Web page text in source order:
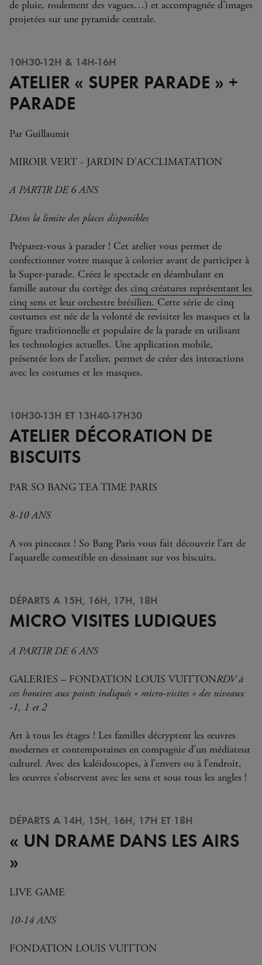
de pluie, roulement des vagues…) et accompagnée d’images
projetées sur une pyramide centrale.
10H30-12H & 14H-16H
ATELIER « SUPER PARADE » +
PARADE
Par Guillaumit
MIROIR VERT - JARDIN D’ACCLIMATATION
A PARTIR DE 6 ANS
Dans la limite des places disponibles
Préparez-vous à parader ! Cet atelier vous permet de
confectionner votre masque à colorier avant de participer à
la Super-parade. Créez le spectacle en déambulant en
famille autour du cortège des cinq créatures représentant les
cinq sens et leur orchestre brésilien. Cette série de cinq
costumes est née de la volonté de revisiter les masques et la
figure traditionnelle et populaire de la parade en utilisant
les technologies actuelles. Une application mobile,
présentée lors de l’atelier, permet de créer des interactions
avec les costumes et les masques.
10H30-13H ET 13H40-17H30
ATELIER DÉCORATION DE
BISCUITS
PAR SO BANG TEA TIME PARIS
8-10 ANS
A vos pinceaux ! So Bang Paris vous fait découvrir l’art de
l’aquarelle comestible en dessinant sur vos biscuits.
DÉPARTS A 15H, 16H, 17H, 18H
MICRO VISITES LUDIQUES
A PARTIR DE 6 ANS
GALERIES – FONDATION LOUIS VUITTONRDV à
ces horaires aux points indiqués « micro-visites » des niveaux
-1, 1 et 2
Art à tous les étages ! Les familles décryptent les œuvres
modernes et contemporaines en compagnie d’un médiateur
culturel. Avec des kaléidoscopes, à l’envers ou à l’endroit,
les œuvres s’observent avec les sens et sous tous les angles !
DÉPARTS A 14H, 15H, 16H, 17H ET 18H
« UN DRAME DANS LES AIRS
»
LIVE GAME
10-14 ANS
FONDATION LOUIS VUITTON